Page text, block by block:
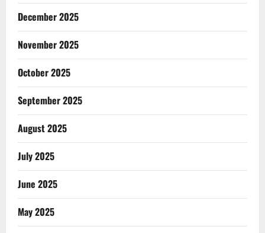
December 2025
November 2025
October 2025
September 2025
August 2025
July 2025
June 2025
May 2025